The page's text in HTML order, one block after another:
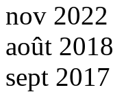
nov 2022
août 2018
sept 2017